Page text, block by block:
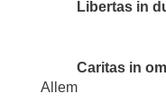
Libertas in
Caritas in
Allem